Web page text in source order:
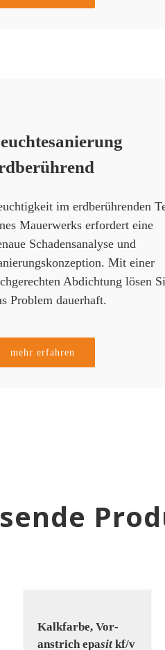
im erdberührenden
Mauerwerks erfordert eine
Schadensanalyse und
Mit einer
Abdichtung lösen
Problem dauerhaft.
mehr erfahren
Kalk­farbe, Vor­
anstrich epasit kf/v